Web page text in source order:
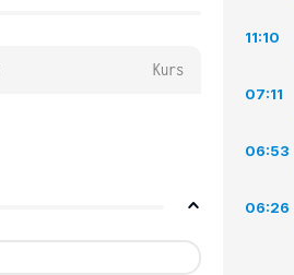
Kurs
11:10
07:11
06:53
06:26